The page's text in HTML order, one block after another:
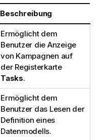
Beschreibung
Ermöglicht dem
Benutzer die Anzeige
von Kampagnen auf
der Registerkarte
Tasks.
Ermöglicht dem
Benutzer das Lesen der
Definition eines
Datenmodells.